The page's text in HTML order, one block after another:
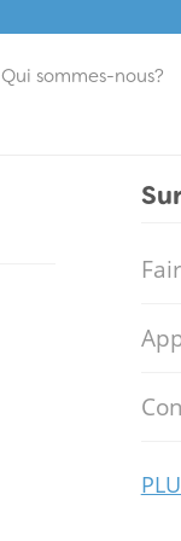
Qui sommes-nous?